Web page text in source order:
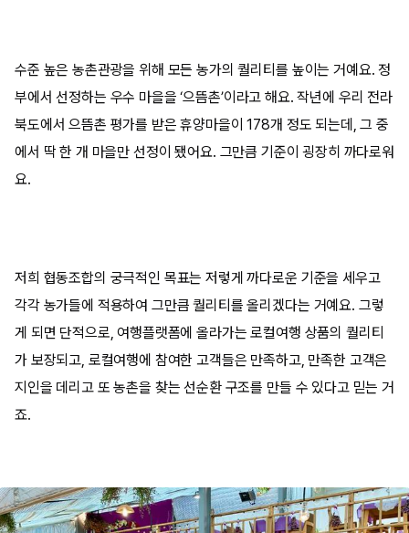
수준 높은 농촌관광을 위해 모든 농가의 퀄리티를 높이는 거예요.정
부에서 선정하는 우수 마을을‘으뜸촌’이라고 해요.작년에 우리 전라
북도에서 으뜸촌 평가를 받은 휴양마을이178개 정도 되는데 ,그 중
에서 딱 한 개 마을만 선정이 됐어요. 그만큼 기준이 굉장히 까다로워
요.
저희 협동조합의 궁극적인 목표는 저렇게 까다로운 기준을 세우고
각각 농가들에 적용하여 그만큼 퀄리티를 올리겠다는 거예요. 그렇
게 되면 단적으로 , 여행플랫폼에 올라가는 로컬여행 상품의 퀄리티
가 보장되고 로컬여행에 참여한 고객들은 만족하고, 만족한 고객은
지인을 데리고 또 농촌을 찾는 선순환 구조를 만들 수 있다고 믿는 거
죠.